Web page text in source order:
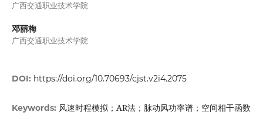
广西交通职业技术学院
邓丽梅
广西交通职业技术学院
DOI: https://doi.org/10.70693/cjst.v2i4.2075
Keywords: 风速时程模拟；AR法；脉动风功率谱；空间相干函数